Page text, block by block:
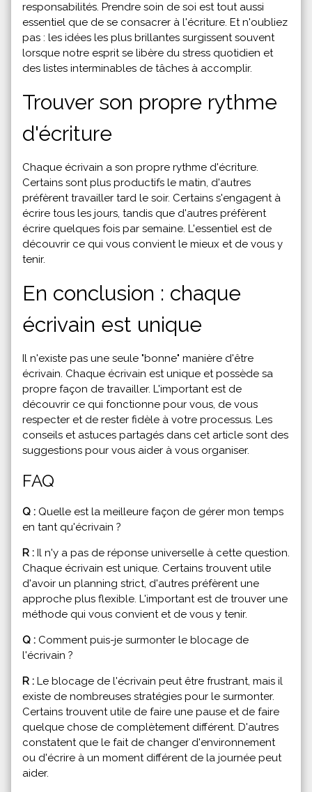
responsabilités. Prendre soin de soi est tout aussi
essentiel que de se consacrer à l'écriture. Et n'oubliez
pas : les idées les plus brillantes surgissent souvent
lorsque notre esprit se libère du stress quotidien et
des listes interminables de tâches à accomplir.
Trouver son propre rythme
d'écriture
Chaque écrivain a son propre rythme d'écriture.
Certains sont plus productifs le matin, d'autres
préfèrent travailler tard le soir. Certains s'engagent à
écrire tous les jours, tandis que d'autres préfèrent
écrire quelques fois par semaine. L'essentiel est de
découvrir ce qui vous convient le mieux et de vous y
tenir.
En conclusion : chaque
écrivain est unique
Il n'existe pas une seule "bonne" manière d'être
écrivain. Chaque écrivain est unique et possède sa
propre façon de travailler. L'important est de
découvrir ce qui fonctionne pour vous, de vous
respecter et de rester fidèle à votre processus. Les
conseils et astuces partagés dans cet article sont des
suggestions pour vous aider à vous organiser.
FAQ
Q : Quelle est la meilleure façon de gérer mon temps
en tant qu'écrivain ?
R : Il n'y a pas de réponse universelle à cette question.
Chaque écrivain est unique. Certains trouvent utile
d'avoir un planning strict, d'autres préfèrent une
approche plus flexible. L'important est de trouver une
méthode qui vous convient et de vous y tenir.
Q : Comment puis-je surmonter le blocage de
l'écrivain ?
R : Le blocage de l'écrivain peut être frustrant, mais il
existe de nombreuses stratégies pour le surmonter.
Certains trouvent utile de faire une pause et de faire
quelque chose de complètement différent. D'autres
constatent que le fait de changer d'environnement
ou d'écrire à un moment différent de la journée peut
aider.